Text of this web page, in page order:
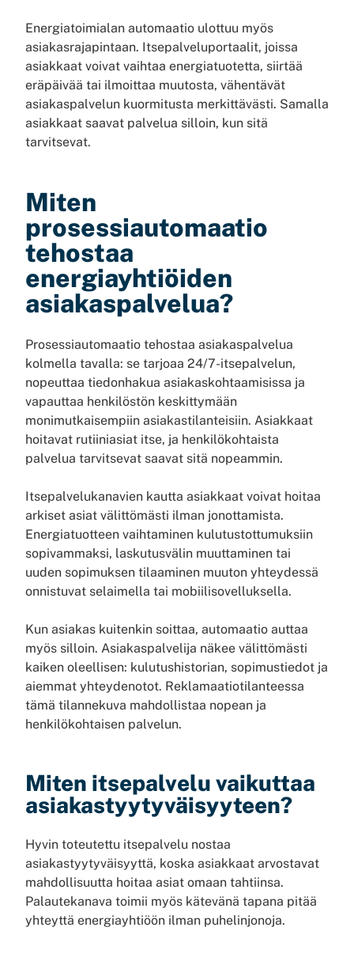
Energiatoimialan automaatio ulottuu myös
asiakasrajapintaan. Itsepalveluportaalit, joissa
asiakkaat voivat vaihtaa energiatuotetta, siirtää
eräpäivää tai ilmoittaa muutosta, vähentävät
asiakaspalvelun kuormitusta merkittävästi. Samalla
asiakkaat saavat palvelua silloin, kun sitä
tarvitsevat.
Miten
prosessiautomaatio
tehostaa
energiayhtiöiden
asiakaspalvelua?
Prosessiautomaatio tehostaa asiakaspalvelua
kolmella tavalla: se tarjoaa 24/7-itsepalvelun,
nopeuttaa tiedonhakua asiakaskohtaamisissa ja
vapauttaa henkilöstön keskittymään
monimutkaisempiin asiakastilanteisiin. Asiakkaat
hoitavat rutiiniasiat itse, ja henkilökohtaista
palvelua tarvitsevat saavat sitä nopeammin.
Itsepalvelukanavien kautta asiakkaat voivat hoitaa
arkiset asiat välittömästi ilman jonottamista.
Energiatuotteen vaihtaminen kulutustottumuksiin
sopivammaksi, laskutusvälin muuttaminen tai
uuden sopimuksen tilaaminen muuton yhteydessä
onnistuvat selaimella tai mobiilisovelluksella.
Kun asiakas kuitenkin soittaa, automaatio auttaa
myös silloin. Asiakaspalvelija näkee välittömästi
kaiken oleellisen: kulutushistorian, sopimustiedot ja
aiemmat yhteydenotot. Reklamaatiotilanteessa
tämä tilannekuva mahdollistaa nopean ja
henkilökohtaisen palvelun.
Miten itsepalvelu vaikuttaa
asiakastyytyväisyyteen?
Hyvin toteutettu itsepalvelu nostaa
asiakastyytyväisyyttä, koska asiakkaat arvostavat
mahdollisuutta hoitaa asiat omaan tahtiinsa.
Palautekanava toimii myös kätevänä tapana pitää
yhteyttä energiayhtiöön ilman puhelinjonoja.